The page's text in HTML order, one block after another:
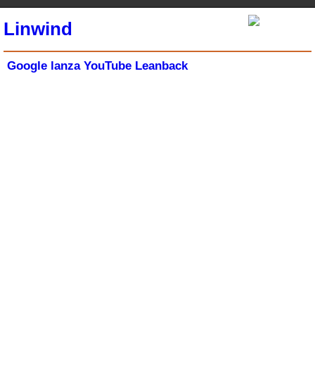
Linwind
Google lanza YouTube Leanback